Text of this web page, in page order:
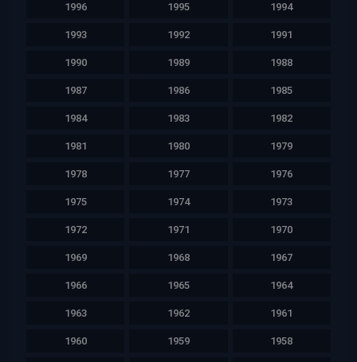
1996 1995 1994
1993 1992 1991
1990 1989 1988
1987 1986 1985
1984 1983 1982
1981 1980 1979
1978 1977 1976
1975 1974 1973
1972 1971 1970
1969 1968 1967
1966 1965 1964
1963 1962 1961
1960 1959 1958